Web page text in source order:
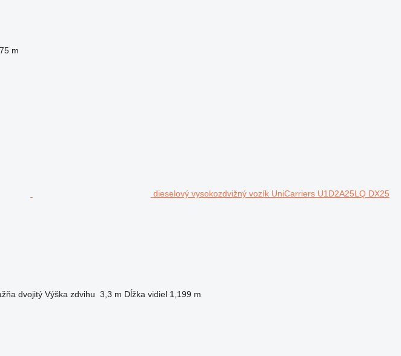
m
dieselový vysokozdvižný vozík UniCarriers U1D2A25LQ DX25
dvojitý Výška zdvihu 3,3 m Dĺžka vidiel 1,199 m